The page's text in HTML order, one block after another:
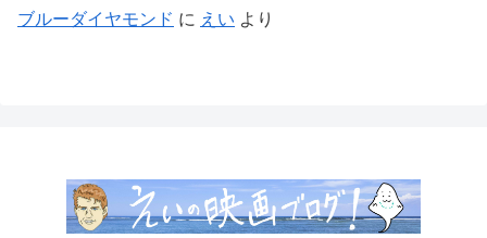
ブルーダイヤモンド に えい より